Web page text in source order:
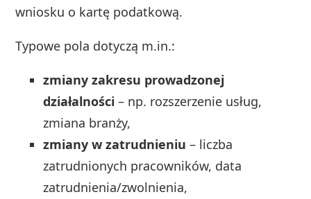
wniosku o kartę podatkową.
Typowe pola dotyczą m.in.:
zmiany zakresu prowadzonej
działalności – np. rozszerzenie usług,
zmiana branży,
zmiany w zatrudnieniu – liczba
zatrudnionych pracowników, data
zatrudnienia/zwolnienia,